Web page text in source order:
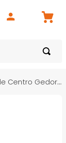
Gedore 350-5 5 x 120mm